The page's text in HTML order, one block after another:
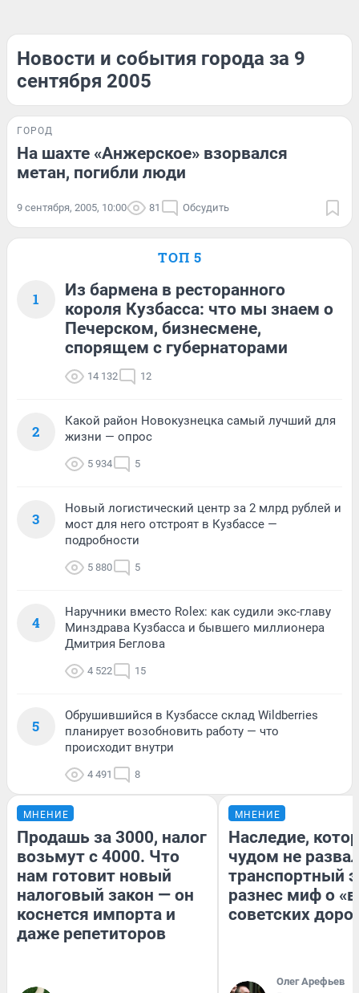
Новости и события города за 9
сентября 2005
ГОРОД
На шахте «Анжерское» взорвался
метан, погибли люди
9 сентября, 2005, 10:00 81 Обсудить
ТОП 5
1
Из бармена в ресторанного
короля Кузбасса: что мы знаем о
Печерском, бизнесмене,
спорящем с губернаторами
14 132 12
2
Какой район Новокузнецка самый лучший для
жизни — опрос
5 934 5
3
Новый логистический центр за 2 млрд рублей и
мост для него отстроят в Кузбассе —
подробности
5 880 5
4
Наручники вместо Rolex: как судили экс-главу
Минздрава Кузбасса и бывшего миллионера
Дмитрия Беглова
4 522 15
5
Обрушившийся в Кузбассе склад Wildberries
планирует возобновить работу — что
происходит внутри
4 491 8
МНЕНИЕ
Продашь за 3000, налог
возьмут с 4000. Что
нам готовит новый
налоговый закон — он
коснется импорта и
даже репетиторов
МНЕНИЕ
Наследие,
чудом не
транспортный
разнес миф о
советских
Олег Арефьев